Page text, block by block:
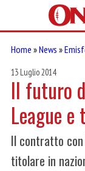
Home »News »
13 Luglio 2014
Il futuro
League
Il contratto con
titolare in